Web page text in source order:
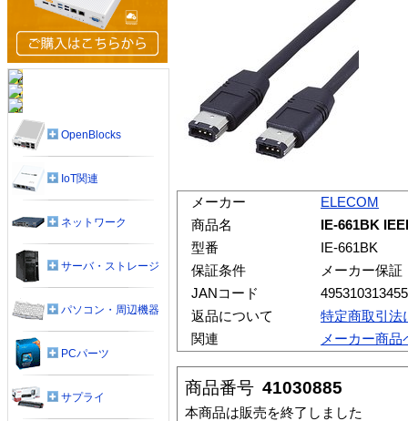
メーカー
ELECOM
商品名
IE-661BK
型番
IE-661BK
保証条件
メーカー保証
JANコード
返品について
特定商取引法
関連
メーカー商品
商品番号 41030885
本商品は販売を終了しました
OpenBlocks
IoT関連
ネットワーク
サーバ・ストレージ
パソコン・周辺機器
PCパーツ
サプライ